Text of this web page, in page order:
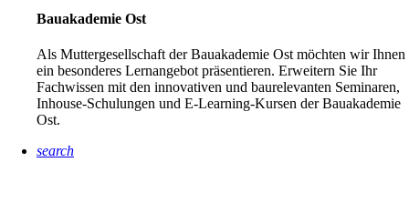
Bauakademie Ost
Als Muttergesellschaft der Bauakademie Ost möchten wir Ihnen
ein besonderes Lernangebot präsentieren. Erweitern Sie Ihr
Fachwissen mit den innovativen und baurelevanten Seminaren,
Inhouse-Schulungen und E-Learning-Kursen der Bauakademie
Ost.
search